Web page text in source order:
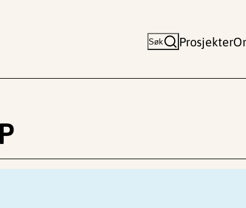
Søk Prosjekter